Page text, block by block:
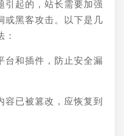
引起的，站长需要加强
或黑客攻击。以下是几
台和插件，防止安全漏
容已被篡改，应恢复到